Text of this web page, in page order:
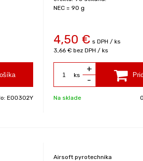
EO0302Y
NEC = 90 g
4,50 € s DPH / ks
3,66 € bez DPH / ks
ks
+
-
Na sklade
Airsoft pyrotechnika